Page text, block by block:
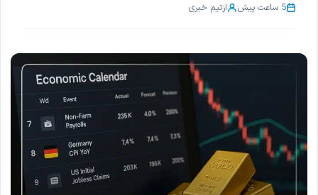
5 ساعت پیش ازتیم خبری